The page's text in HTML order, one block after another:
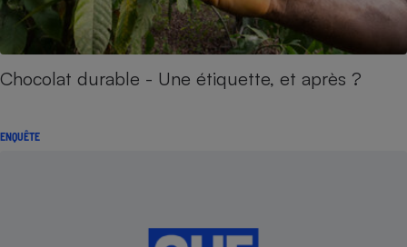
Chocolat durable - Une étiquette, et après ?
ENQUÊTE